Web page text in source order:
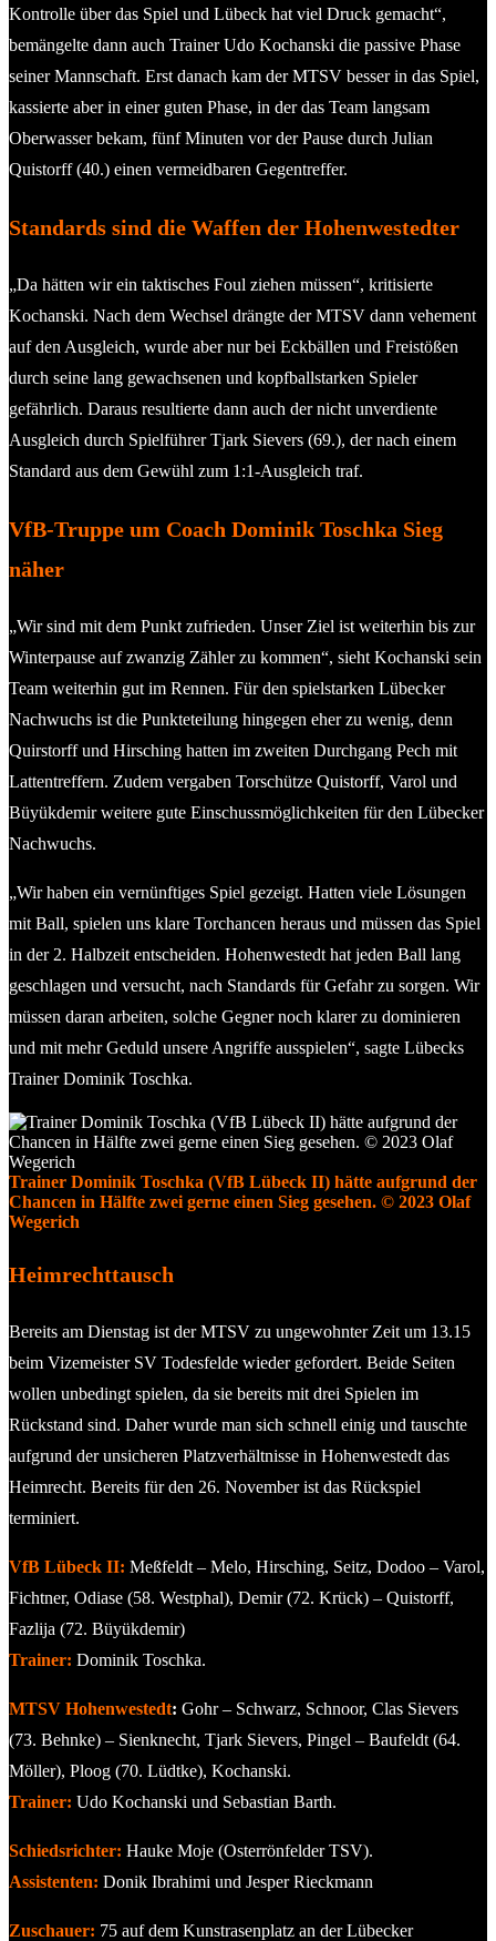
Kontrolle über das Spiel und Lübeck hat viel Druck gemacht“,
bemängelte dann auch Trainer Udo Kochanski die passive Phase
seiner Mannschaft. Erst danach kam der MTSV besser in das Spiel,
kassierte aber in einer guten Phase, in der das Team langsam
Oberwasser bekam, fünf Minuten vor der Pause durch Julian
Quistorff (40.) einen vermeidbaren Gegentreffer.
Standards sind die Waffen der Hohenwestedter
„Da hätten wir ein taktisches Foul ziehen müssen“, kritisierte
Kochanski. Nach dem Wechsel drängte der MTSV dann vehement
auf den Ausgleich, wurde aber nur bei Eckbällen und Freistößen
durch seine lang gewachsenen und kopfballstarken Spieler
gefährlich. Daraus resultierte dann auch der nicht unverdiente
Ausgleich durch Spielführer Tjark Sievers (69.), der nach einem
Standard aus dem Gewühl zum 1:1-Ausgleich traf.
VfB-Truppe um Coach Dominik Toschka Sieg
näher
„Wir sind mit dem Punkt zufrieden. Unser Ziel ist weiterhin bis zur
Winterpause auf zwanzig Zähler zu kommen“, sieht Kochanski sein
Team weiterhin gut im Rennen. Für den spielstarken Lübecker
Nachwuchs ist die Punkteteilung hingegen eher zu wenig, denn
Quirstorff und Hirsching hatten im zweiten Durchgang Pech mit
Lattentreffern. Zudem vergaben Torschütze Quistorff, Varol und
Büyükdemir weitere gute Einschussmöglichkeiten für den Lübecker
Nachwuchs.
„Wir haben ein vernünftiges Spiel gezeigt. Hatten viele Lösungen
mit Ball, spielen uns klare Torchancen heraus und müssen das Spiel
in der 2. Halbzeit entscheiden. Hohenwestedt hat jeden Ball lang
geschlagen und versucht, nach Standards für Gefahr zu sorgen. Wir
müssen daran arbeiten, solche Gegner noch klarer zu dominieren
und mit mehr Geduld unsere Angriffe ausspielen“, sagte Lübecks
Trainer Dominik Toschka.
Trainer Dominik Toschka (VfB Lübeck II) hätte aufgrund der
Chancen in Hälfte zwei gerne einen Sieg gesehen. © 2023 Olaf
Wegerich
Heimrechttausch
Bereits am Dienstag ist der MTSV zu ungewohnter Zeit um 13.15
beim Vizemeister SV Todesfelde wieder gefordert. Beide Seiten
wollen unbedingt spielen, da sie bereits mit drei Spielen im
Rückstand sind. Daher wurde man sich schnell einig und tauschte
aufgrund der unsicheren Platzverhältnisse in Hohenwestedt das
Heimrecht. Bereits für den 26. November ist das Rückspiel
terminiert.
VfB Lübeck II: Meßfeldt – Melo, Hirsching, Seitz, Dodoo – Varol,
Fichtner, Odiase (58. Westphal), Demir (72. Krück) – Quistorff,
Fazlija (72. Büyükdemir)
Trainer: Dominik Toschka.
MTSV Hohenwestedt: Gohr – Schwarz, Schnoor, Clas Sievers
(73. Behnke) – Sienknecht, Tjark Sievers, Pingel – Baufeldt (64.
Möller), Ploog (70. Lüdtke), Kochanski.
Trainer: Udo Kochanski und Sebastian Barth.
Schiedsrichter: Hauke Moje (Osterrönfelder TSV).
Assistenten: Donik Ibrahimi und Jesper Rieckmann
Zuschauer: 75 auf dem Kunstrasenplatz an der Lübecker